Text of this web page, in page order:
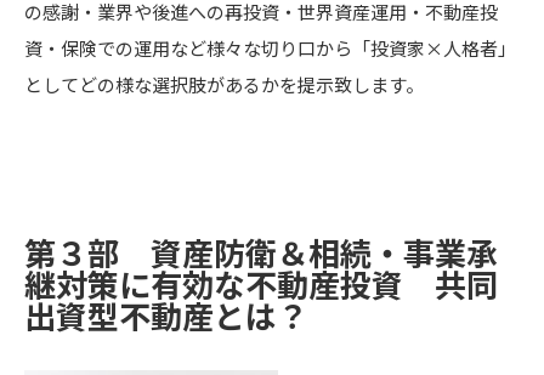
の感謝・業界や後進への再投資・世界資産運用・不動産投
資・保険での運用など様々な切り口から「投資家×人格者」
としてどの様な選択肢があるかを提示致します。
第３部 資産防衛＆相続・事業承
継対策に有効な不動産投資 共同
出資型不動産とは？